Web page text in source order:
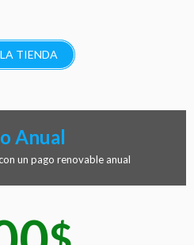
TIENDA
Anual
un pago renovable anual